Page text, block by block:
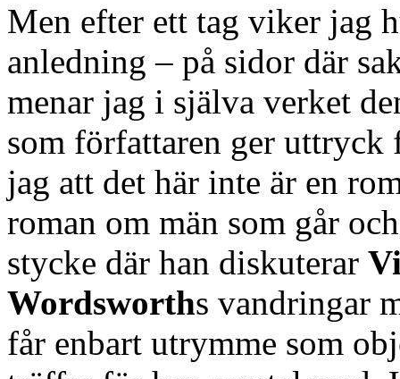
Men efter ett tag viker jag
anledning – på sidor där
menar jag i själva verket
som författaren ger
jag att det här inte är en
roman om män som går
stycke där han diskuterar
Wordsworths vandringar
får enbart utrymme som